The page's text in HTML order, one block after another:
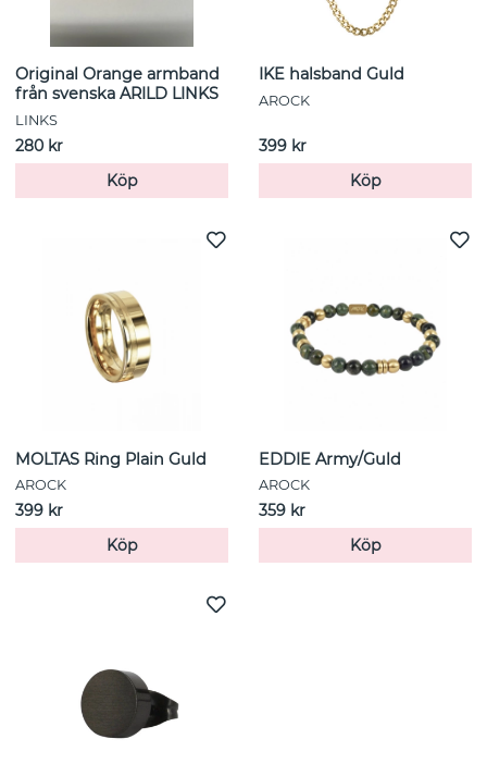
Original Orange armband
från svenska ARILD LINKS
LINKS
280 kr
Köp
IKE halsband Guld
AROCK
399 kr
Köp
MOLTAS Ring Plain Guld
AROCK
399 kr
Köp
EDDIE Army/Guld
AROCK
359 kr
Köp